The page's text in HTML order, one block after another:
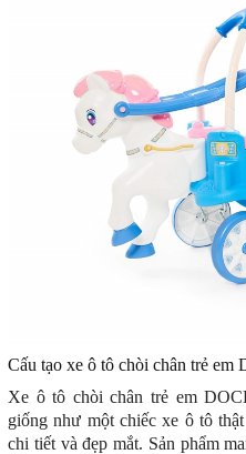
Cấu tạo xe ô tô chòi chân trẻ
Xe ô tô chòi chân trẻ em
giống như một chiếc xe ô tô
chi tiết và đẹp mắt. Sản phẩm